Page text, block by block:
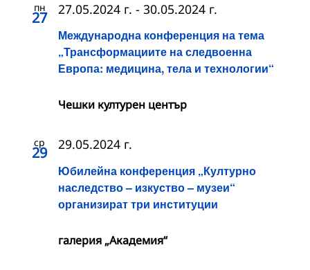
пн
27
Международна конференция на тема
„Трансформациите на следвоенна
Европа: медицина, тела и технологии“
27.05.2024 г. - 30.05.2024 г.
Чешки културен център
ср
29
Юбилейна конференция „Културно
наследство – изкуство – музеи“
организират три институции
29.05.2024 г.
галерия „Академия“